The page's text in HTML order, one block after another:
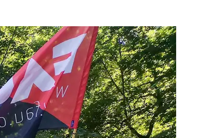
Bedingungen am Arbeitsplatz. Dafür
und deren Interessenvertretung.
vergangenen Arbeitskämpfe.